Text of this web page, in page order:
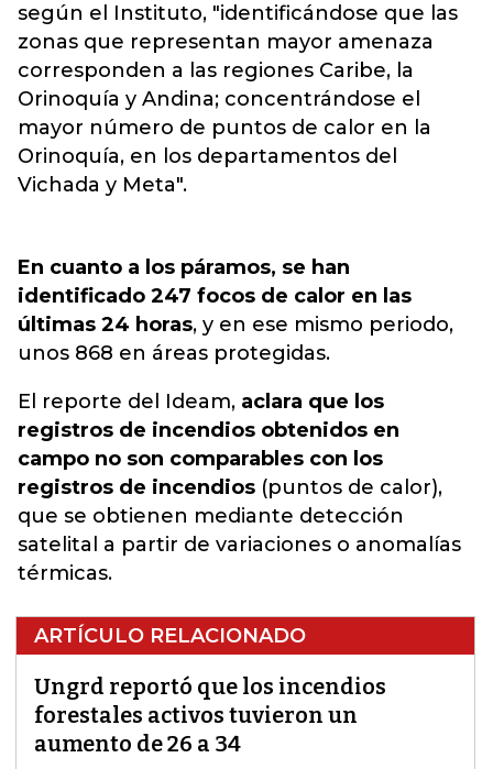
según el Instituto, "identificándose que las
zonas que representan mayor amenaza
corresponden a las regiones Caribe, la
Orinoquía y Andina; concentrándose el
mayor número de puntos de calor en la
Orinoquía, en los departamentos del
Vichada y Meta".
En cuanto a los páramos, se han
identificado 247 focos de calor en las
últimas 24 horas, y en ese mismo periodo,
unos 868 en áreas protegidas.
El reporte del Ideam, aclara que los
registros de incendios obtenidos en
campo no son comparables con los
registros de incendios (puntos de calor),
que se obtienen mediante detección
satelital a partir de variaciones o anomalías
térmicas.
ARTÍCULO RELACIONADO
Ungrd reportó que los incendios
forestales activos tuvieron un
aumento de 26 a 34